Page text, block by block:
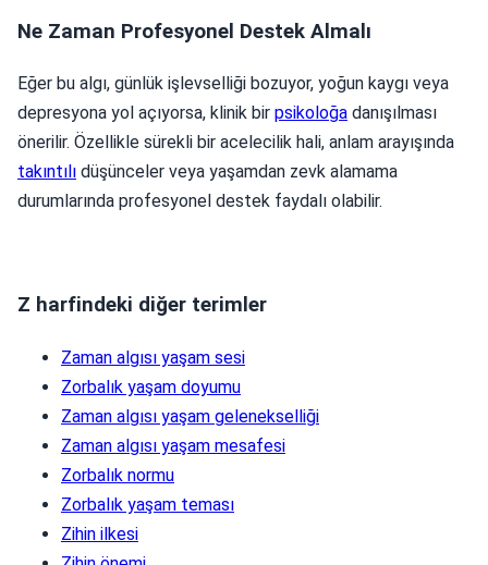
Ne Zaman Profesyonel Destek Almalı
Eğer bu algı, günlük işlevselliği bozuyor, yoğun kaygı veya
depresyona yol açıyorsa, klinik bir psikoloğa danışılması
önerilir. Özellikle sürekli bir acelecilik hali, anlam arayışında
takıntılı düşünceler veya yaşamdan zevk alamama
durumlarında profesyonel destek faydalı olabilir.
Z harfindeki diğer terimler
Zaman algısı yaşam sesi
Zorbalık yaşam doyumu
Zaman algısı yaşam gelenekselliği
Zaman algısı yaşam mesafesi
Zorbalık normu
Zorbalık yaşam teması
Zihin ilkesi